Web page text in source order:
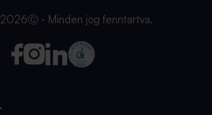
- Minden jog fenntartva.